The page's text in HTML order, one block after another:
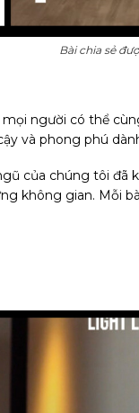
Bài chia sẻ
người có thể
và phong phú
của chúng tôi
không gian.